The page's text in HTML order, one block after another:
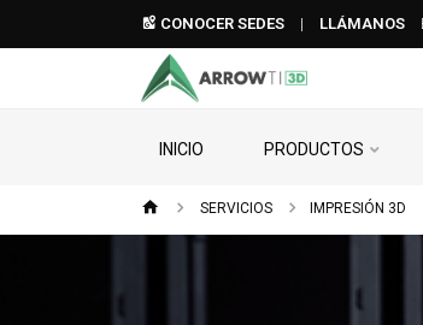
CONOCER SEDES | LLÁMANOS
INICIO PRODUCTOS
SERVICIOS IMPRESIÓN 3D